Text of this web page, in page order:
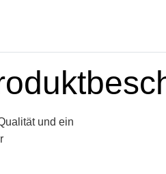
und ein